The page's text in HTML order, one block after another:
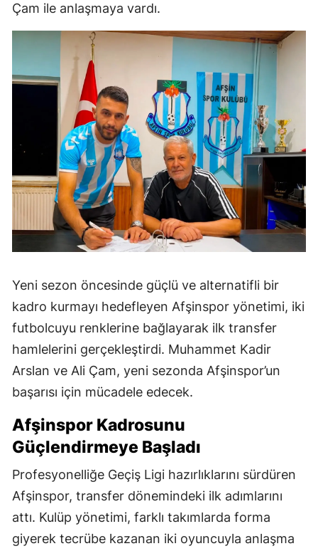
Çam ile anlaşmaya vardı.
Yeni sezon öncesinde güçlü ve alternatifli bir
kadro kurmayı hedefleyen Afşinspor yönetimi, iki
futbolcuyu renklerine bağlayarak ilk transfer
hamlelerini gerçekleştirdi. Muhammet Kadir
Arslan ve Ali Çam, yeni sezonda Afşinspor’un
başarısı için mücadele edecek.
Afşinspor Kadrosunu
Güçlendirmeye Başladı
Profesyonelliğe Geçiş Ligi hazırlıklarını sürdüren
Afşinspor, transfer dönemindeki ilk adımlarını
attı. Kulüp yönetimi, farklı takımlarda forma
giyerek tecrübe kazanan iki oyuncuyla anlaşma